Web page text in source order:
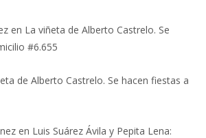
en La viñeta de Alberto Castrelo. Se
#6.655
de Alberto Castrelo. Se hacen fiestas a
en Luis Suárez Ávila y Pepita Lena: